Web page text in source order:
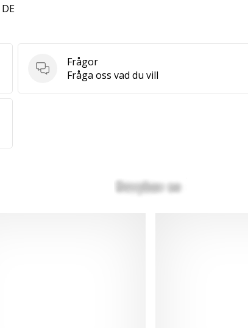
Frågor
Frågor
Fråga oss vad du vill